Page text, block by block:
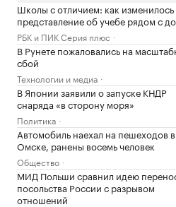
Школы с отличием: как изменилось
представление об учебе рядом с
РБК и ПИК Серия плюс
В Рунете пожаловались на
сбой
Технологии и медиа
В Японии заявили о запуске КНДР
снаряда «в сторону моря»
Политика
Автомобиль наехал на пешеходов в
Омске, ранены восемь человек
Общество
МИД Польши сравнил идею
посольства России с разрывом
отношений